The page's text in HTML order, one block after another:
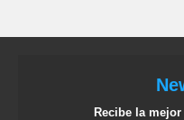
Recibe la